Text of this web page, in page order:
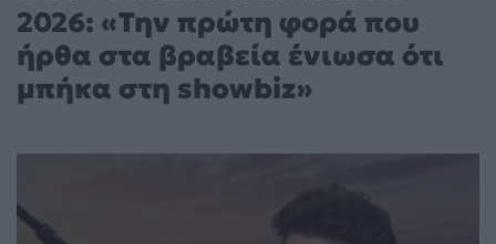
2026: «Την πρώτη φορά που
ήρθα στα βραβεία ένιωσα ότι
μπήκα στη showbiz»